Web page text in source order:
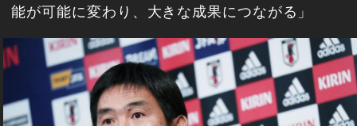
能が可能に変わり、大きな成果につながる」